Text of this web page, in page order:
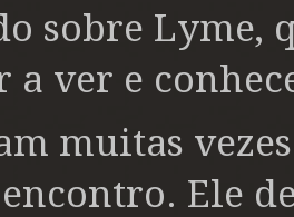
sobre Lyme,
a ver e
muitas
Ele